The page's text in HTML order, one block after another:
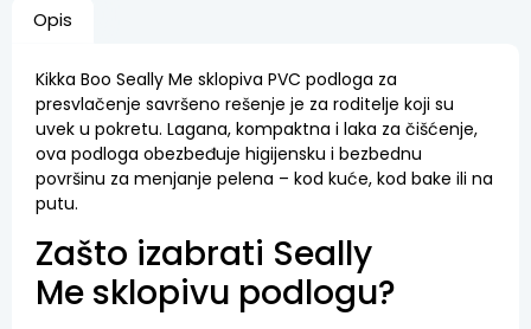
Opis
Kikka Boo Seally Me sklopiva PVC podloga za
presvlačenje savršeno rešenje je za roditelje koji su
uvek u pokretu. Lagana, kompaktna i laka za čišćenje,
ova podloga obezbeđuje higijensku i bezbednu
površinu za menjanje pelena – kod kuće, kod bake ili na
putu.
Zašto izabrati Seally
Me sklopivu podlogu?